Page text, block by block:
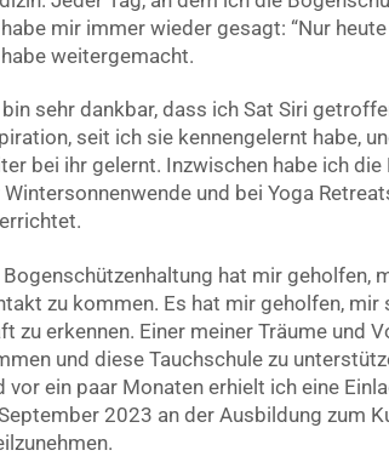
mir immer wieder gesagt: “Nur
weitergemacht.
sehr dankbar, dass ich Sat Siri
seit ich sie kennengelernt habe,
bei ihr gelernt. Inzwischen habe ich die
Wintersonnenwende und bei Yoga
Bogenschützenhaltung hat mir geholfen,
zu kommen. Es hat mir geholfen,
zu erkennen. Einer meiner Träume und
und diese Tauchschule zu
vor ein paar Monaten erhielt ich eine
2023 an der Ausbildung zum